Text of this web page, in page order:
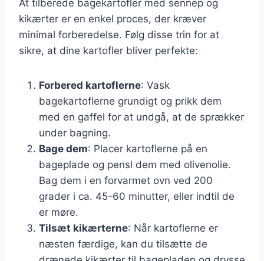
At tilberede bagekartofler med sennep og
kikærter er en enkel proces, der kræver
minimal forberedelse. Følg disse trin for at
sikre, at dine kartofler bliver perfekte:
Forbered kartoflerne: Vask
bagekartoflerne grundigt og prikk dem
med en gaffel for at undgå, at de sprækker
under bagning.
Bage dem: Placer kartoflerne på en
bageplade og pensl dem med olivenolie.
Bag dem i en forvarmet ovn ved 200
grader i ca. 45-60 minutter, eller indtil de
er møre.
Tilsæt kikærterne: Når kartoflerne er
næsten færdige, kan du tilsætte de